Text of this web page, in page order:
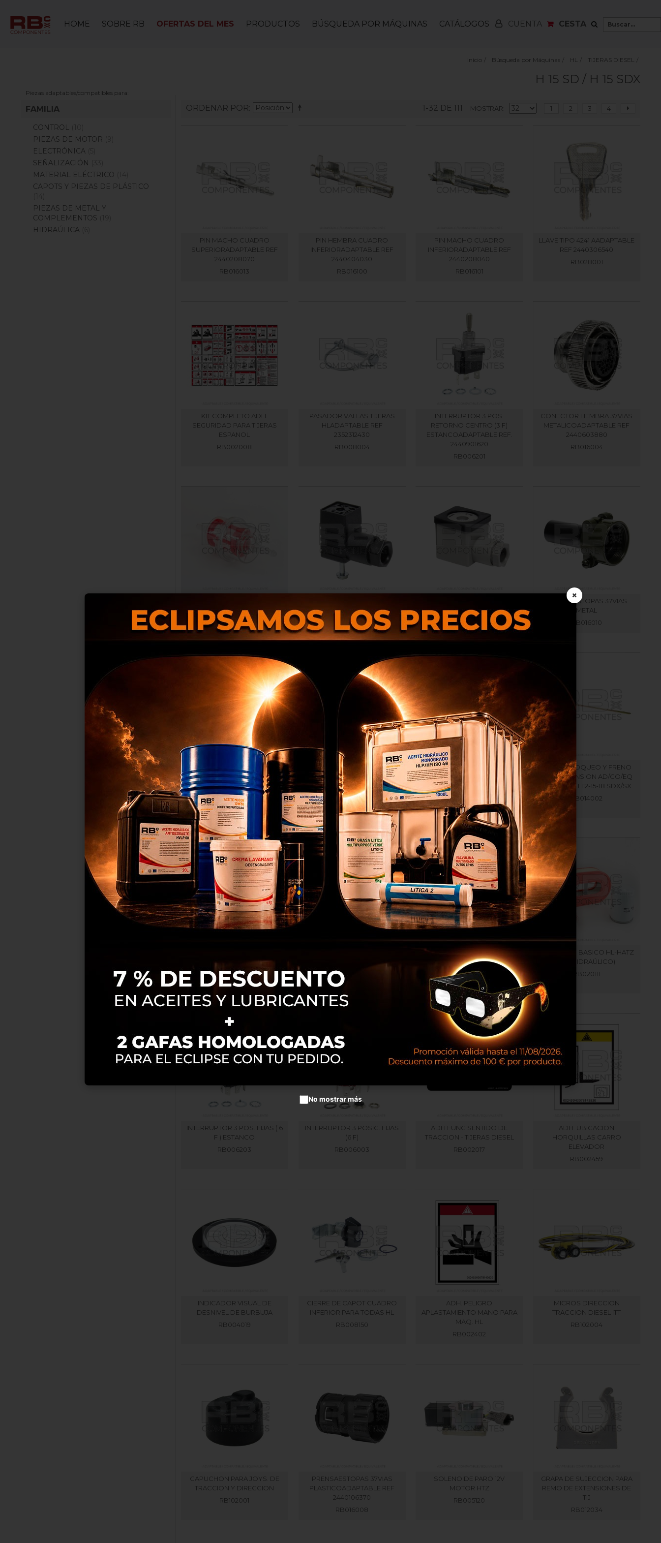
HOME SOBRE RB OFERTAS DEL MES PRODUCTOS BÚSQUEDA POR MÁQUINAS CATÁLOGOS CUENTA CESTA
Inicio / Búsqueda por Máquinas / HL / TIJERAS DIESEL /
H 15 SD / H 15 SDX
Piezas adaptables/compatibles para:
FAMILIA
CONTROL
PIEZAS DE MOTOR
ELECTRÓNICA
SEÑALIZACIÓN
MATERIAL ELÉCTRICO
CAPOTS Y PIEZAS DE PLÁSTICO
PIEZAS DE METAL Y
COMPLEMENTOS
HIDRAÚLICA
ORDENAR POR 1-32 DE 111 MOSTRAR 1 2 3 4
PIN MACHO CUADRO
SUPERIORADAPTABLE REF
2440208070
RB016013
PIN HEMBRA CUADRO
INFERIORADAPTABLE REF
2440404030
RB016100
PIN MACHO CUADRO
INFERIORADAPTABLE REF
2440208040
RB016101
LLAVE TIPO 4241 AADAPTABLE
REF 2440306540
RB028001
KIT COMPLETO ADH.
SEGURIDAD PARA TIJERAS
ESPANOL
RB002008
PASADOR VALLAS TIJERAS
HLADAPTABLE REF
2352312430
RB008004
INTERRUPTOR 3 POS.
RETORNO CENTRO (3 F)
ESTANCOADAPTABLE REF.
2440901620
RB006201
CONECTOR HEMBRA 37VIAS
METALICOADAPTABLE REF
2440603880
RB016004
08/06
RB020105
RB016250
ELECTROVALVULA
RB016251
PRENSAESTOPAS 37VIAS
METAL
RB016010
KIT ADH. ADVERTENCIA PARA
TIJERAS. ESPAÑOL
RB002026
(2YW) JOYSTICK COMP
TRAC/DIREC HL
RB100001.HALL.V3
TAPON MACHO DE PLASTCO
DIAM. INT. 63MMTAPON
GASOIL H12/15/18SDX //HA12DX
RB062207
BARRA BLOQUEO Y FRENO
PARA EXTENSION AD/CO/EQ
HL TIJERAS H12-15-18 SDX/SX
RB014002
EXTENSIONES AD/CO/EQ
HL12-15-18SDX/SX
RB014001
METALICOADAPTABLE REF
2440502980
RB016003
LED PARA TULIPA VERDE
TIJERA ELECTRICA
RB025003
KIT FILTROS BASICO HL-HATZ
(NO HIDRAÚLICO)
RB020111
INTERRUPTOR 3 POS. FIJAS ( 6
F ) ESTANCO
RB006203
INTERRUPTOR 3 POSIC. FIJAS
(6 F)
RB006003
ADH FUNC SENTIDO DE
TRACCION - TIJERAS DIESEL
RB002017
ADH. UBICACION
HORQUILLAS CARRO
ELEVADOR
RB002459
INDICADOR VISUAL DE
DESNIVEL DE BURBUJA
RB004019
CIERRE DE CAPOT CUADRO
INFERIOR PARA TODAS HL
RB008150
ADH. PELIGRO
APLASTAMIENTO MANO PARA
MAQ. HL
RB002402
MICROS DIRECCION
TRACCION DIESEL ITT
RB102004
CAPUCHON PARA JOYS. DE
TRACCION Y DIRECCION
RB102001
PRENSAESTOPAS 37VIAS
PLASTICOADAPTABLE REF
2440106370
RB016008
SOLENOIDE PARO 12V
MOTOR HTZ
RB005120
GRAPA DE SUJECCION PARA
REMO DE EXTENSIONES DE
TIJ
RB012034
Nosotros utilizamos cookies propias y de terceros para
proporcionarte una mejor experiencia de compra, realizar un análisis
estadístico que nos sirve para mejorar el servicio y poder ofrecerte los
mejores productos en anuncios publicitarios.
Configurar cookies
Aceptar cookies
×
No mostrar más